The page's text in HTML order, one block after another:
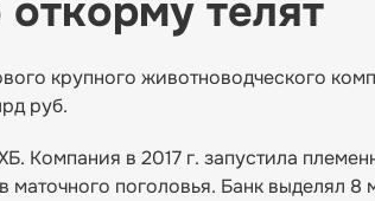
телят
крупного животноводческого
руб.
Компания в 2017 г. запустила
поголовья. Банк выделял 8